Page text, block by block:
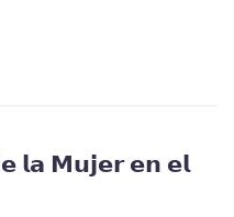
𝗹𝗮 𝗠𝘂𝗷𝗲𝗿 𝗲𝗻 𝗲𝗹